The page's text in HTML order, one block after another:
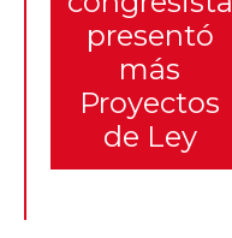
presentó
más
Proyectos
de Ley